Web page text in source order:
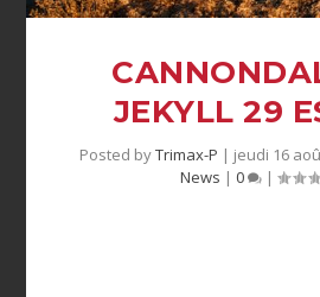
JEKYLL 29
Posted byTrimax-P | jeudi 16
News | 0 |